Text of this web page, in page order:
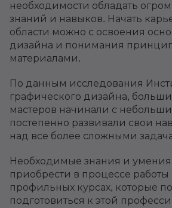
необходимости обладать
знаний и навыков. Начать
области можно с освоения
дизайна и понимания
материалами.
По данным исследования
графического дизайна,
мастеров начинали с
постепенно развивали свои
над все более сложными
Необходимые знания и
приобрести в процессе работы
профильных курсах, которые
подготовиться к этой